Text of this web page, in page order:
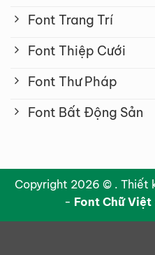
Font Trang Trí
Font Thiệp Cưới
Font Thư Pháp
Font Bất Động Sản
Copyright 2026 © . Thiết
- Font Chữ Việt